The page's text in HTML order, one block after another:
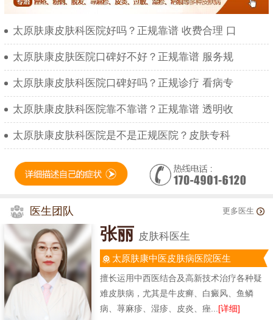
太原肤康皮肤科医院好吗？正规靠谱 收费合理 口
太原肤康皮肤医院口碑好不好？正规靠谱 服务规
太原肤康皮肤科医院口碑好吗？正规诊疗 看病专
太原肤康皮肤科医院靠不靠谱？正规靠谱 透明收
太原肤康皮肤科医院是不是正规医院？皮肤专科
医生团队 更多医生
张丽 皮肤科医生
太原肤康中医皮肤病医院医生
擅长运用中西医结合及高新技术治疗各种疑
难皮肤病，尤其是牛皮癣、白癜风、鱼鳞
病、荨麻疹、湿疹、皮炎、痤... [详细]